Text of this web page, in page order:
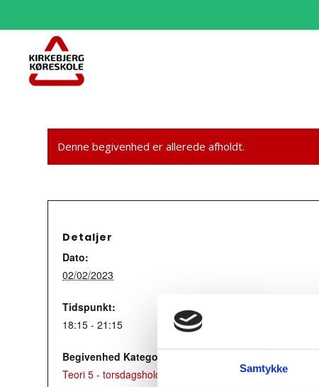
Samtykke
Denne begivenhed er allerede afholdt.
Detaljer
Dato:
02/02/2023
Tidspunkt:
18:15 - 21:15
Begivenhed Kategori:
Teori 5 - torsdagshold